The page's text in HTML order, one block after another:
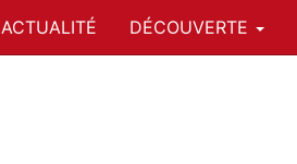
ACTUALITÉ DÉCOUVERTE